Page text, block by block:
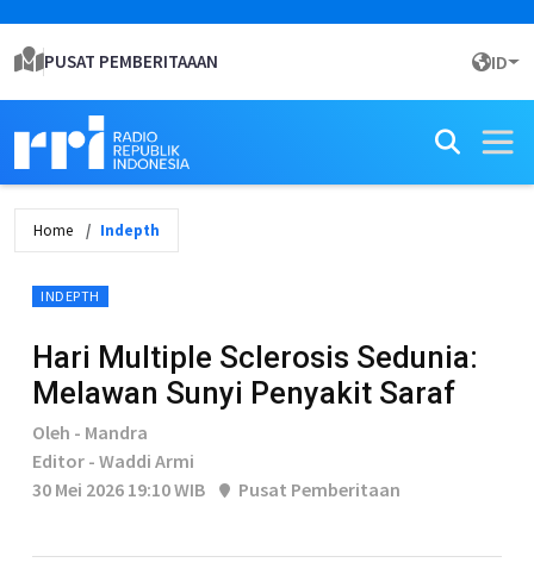
PUSAT PEMBERITAAAN ID
Home Indepth
INDEPTH
Hari Multiple Sclerosis Sedunia:
Melawan Sunyi Penyakit Saraf
Oleh - Mandra
Editor - Waddi Armi
30 Mei 2026 19:10 WIB
Pusat Pemberitaan